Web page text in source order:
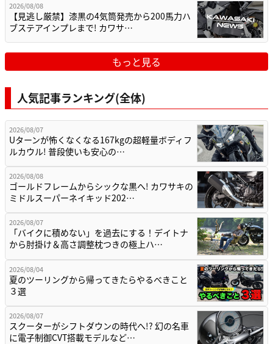
2026/08/08
【見逃し厳禁】漆黒の4気筒発売から200馬力ハ
ブステアインプレまで! カワサ…
もっと見る
人気記事ランキング(全体)
2026/08/07
Uターンが怖くなくなる167kgの超軽量ボディフ
ルカウル! 普段使いも安心の…
2026/08/08
ゴールドフレームからシックな黒へ! カワサキの
ミドルスーパーネイキッド202…
2026/08/07
「バイクに積めない」を過去にする！デイトナ
から肘掛け＆高さ調整枕つきの極上ハ…
2026/08/04
夏のツーリングから帰ってきたらやるべきこと
３選
2026/08/07
スクーターがシフトダウンの時代へ!? 幻の名車
に電子制御CVT搭載モデルなど…